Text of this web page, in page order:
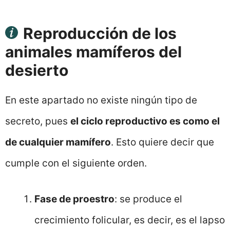
Reproducción de los
animales mamíferos del
desierto
En este apartado no existe ningún tipo de
secreto, pues el ciclo reproductivo es como el
de cualquier mamífero. Esto quiere decir que
cumple con el siguiente orden.
Fase de proestro: se produce el
crecimiento folicular, es decir, es el lapso